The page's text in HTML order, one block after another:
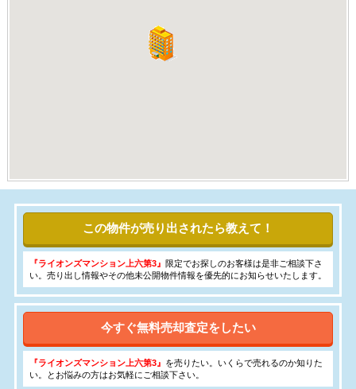
この物件が売り出されたら教えて！
『ライオンズマンション上六第3』 限定でお探しのお客様は是非ご相談下さ
い。売り出し情報やその他未公開物件情報を優先的にお知らせいたします。
今すぐ無料売却査定をしたい
『ライオンズマンション上六第3』 を売りたい。いくらで売れるのか知りた
い。とお悩みの方はお気軽にご相談下さい。